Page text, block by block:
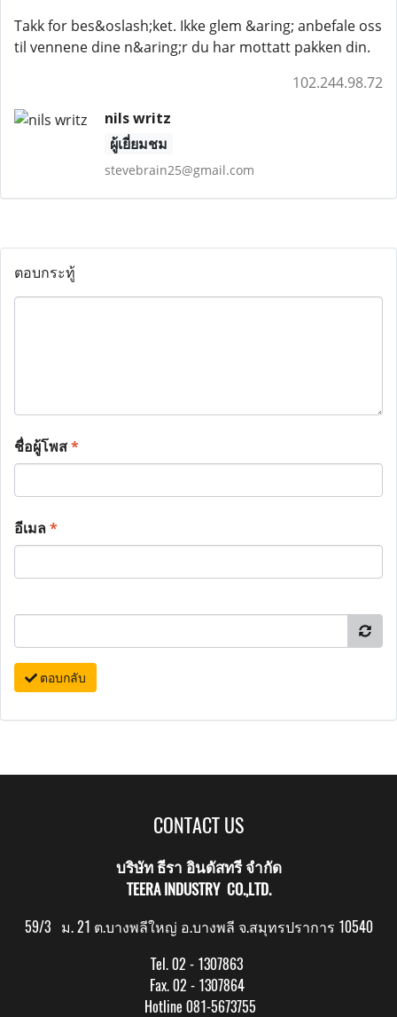
Takk for bes&oslash;ket. Ikke glem &aring; anbefale oss
til vennene dine n&aring;r du har mottatt pakken din.
102.244.98.72
nils writz
ผู้เยี่ยมชม
stevebrain25@gmail.com
ตอบกระทู้
ชื่อผู้โพส*
อีเมล*
ตอบกลับ
CONTACT US
บริษัท ธีรา อินดัสทรี จำกัด
TEERA INDUSTRY CO.,LTD.
59/3 ม. 21 ต.บางพลีใหญ่ อ.บางพลี จ.สมุทรปราการ 10540
Tel. 02 - 1307863
Fax. 02 - 1307864
Hotline 081-5673755